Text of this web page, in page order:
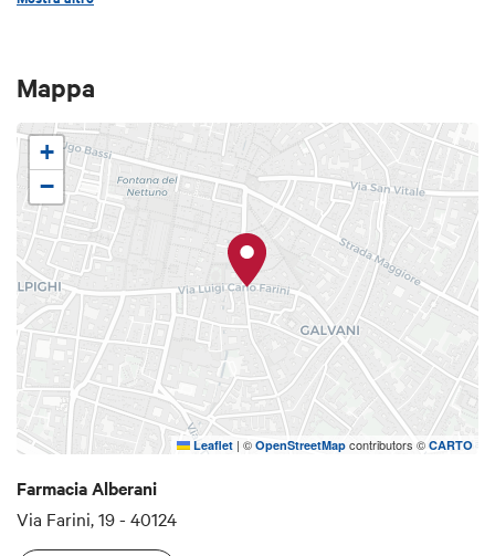
Mappa
+
−
Leaflet | © OpenStreetMap contributors © CARTO
Farmacia Alberani
Via Farini, 19 - 40124